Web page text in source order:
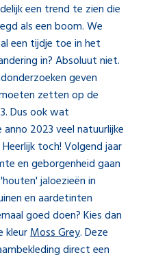
een trend te zien die
als een boom. We
een tijdje toe in het
in? Absoluut niet.
geven
zetten op de
Dus ook wat
2023 veel natuurlijke
toch! Volgend jaar
en geborgenheid gaan
jaloezieën in
en aardetinten
goed doen? Kies dan
kleurMoss Grey. Deze
direct een